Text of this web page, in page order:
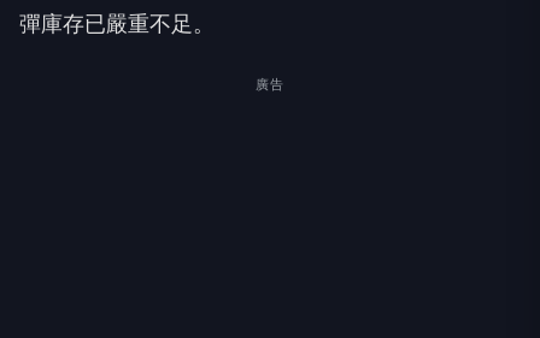
彈庫存已嚴重不足。
廣告